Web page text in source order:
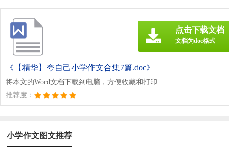
《【精华】夸自己小学作文合集7篇.doc》
将本文的Word文档下载到电脑，方便收藏和打印
推荐度：
点击下载文档
文档为doc格式
小学作文图文推荐